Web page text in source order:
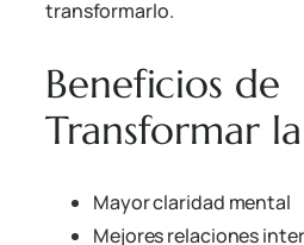
transformarlo.
Beneficios de
Transformar
Mayor claridad mental
Mejores relaciones